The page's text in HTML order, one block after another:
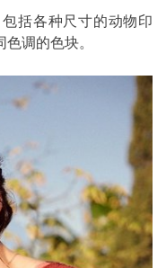
括各种尺寸的动物印
调的色块。